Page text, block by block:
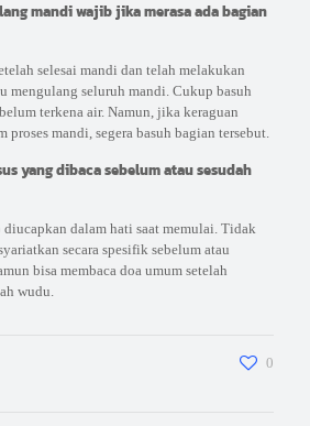
mandi wajib jika merasa ada bagian
selesai mandi dan telah melakukan
mengulang seluruh mandi. Cukup basuh
terkena air. Namun, jika keraguan
proses mandi, segera basuh bagian tersebut.
yang dibaca sebelum atau sesudah
dalam hati saat memulai. Tidak
secara spesifik sebelum atau
bisa membaca doa umum setelah
wudu.
0